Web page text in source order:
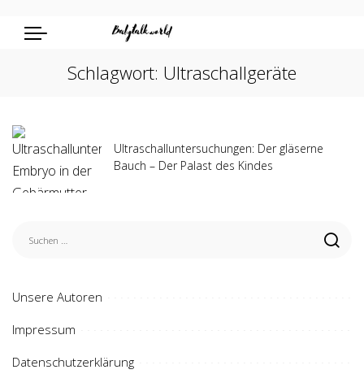
Schlagwort: Ultraschallgeräte
Ultraschalluntersuchungen: Der gläserne
Bauch – Der Palast des Kindes
Unsere Autoren
Impressum
Datenschutzerklärung